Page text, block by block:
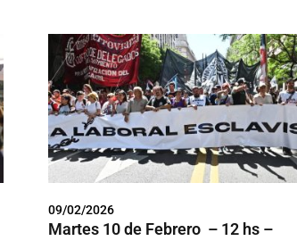
09/02/2026
Martes 10 de Febrero – 12 hs –